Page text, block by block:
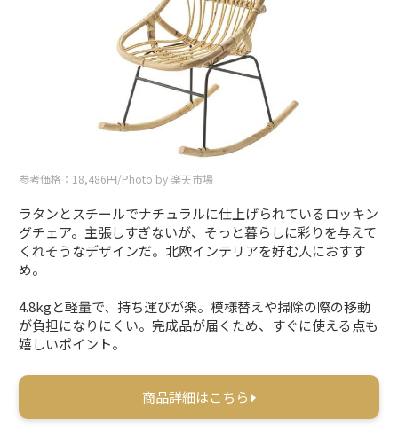
参考価格：18,486円/Photo by 楽天市場
ラタンとスチールでナチュラルに仕上げられているロッキン
グチェア。主張しすぎないが、そっと暮らしに彩りを与えて
くれそうなデザインだ。北欧インテリアを好む人におすす
め。
4.8kgと軽量で、持ち運びが楽。模様替えや掃除の際の移動
が負担になりにくい。完成品が届くため、すぐに使える点も
嬉しいポイント。
商品詳細はこちら